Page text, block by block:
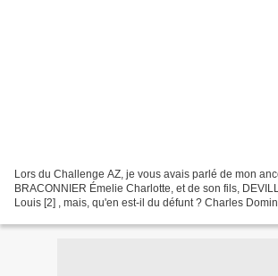
Lors du Challenge AZ, je vous avais parlé de mon
BRACONNIER Émelie Charlotte, et de son fils,
Louis [2] , mais, qu'en est-il du défunt ? Charles